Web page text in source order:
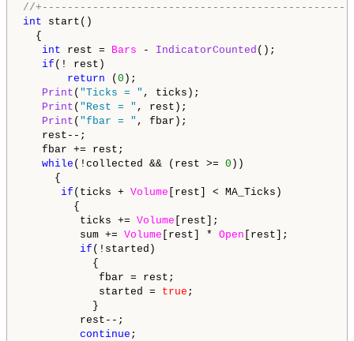
//
int start()
{
int rest = Bars - IndicatorCounted ();
if (! rest)
return (0 );
Print ( "Ticks = " , ticks);
Print ( "Rest = " , rest);
Print ( "fbar = " , fbar);
rest--;
fbar += rest;
while (!collected && (rest >= 0 ))
{
if (ticks + Volume [rest] < MA_Ticks)
{
ticks += Volume [rest];
sum += Volume [rest] * Open [rest];
if (!started)
{
fbar = rest;
started = true ;
}
rest--;
continue ;